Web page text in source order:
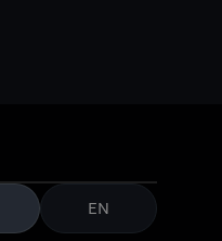
EN